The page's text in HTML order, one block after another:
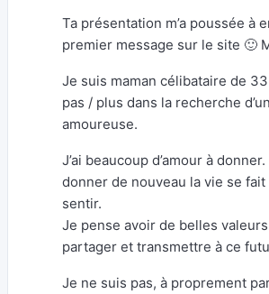
Ta présentation m’a poussée à
premier message sur le site 🙂
Je suis maman célibataire de
pas / plus dans la recherche
amoureuse.
J’ai beaucoup d’amour à
donner de nouveau la vie se
sentir.
Je pense avoir de belles
partager et transmettre à ce
Je ne suis pas, à proprement